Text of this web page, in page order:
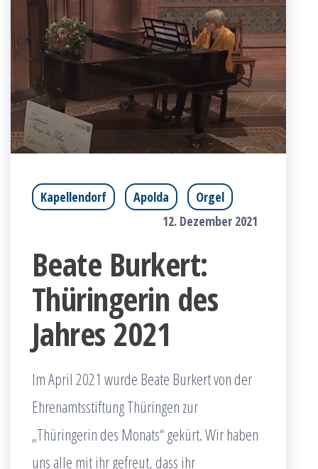
Kapellendorf Apolda
Orgel
12. Dezember 2021
Beate Burkert:
Thüringerin des
Jahres 2021
Im April 2021 wurde Beate Burkert von der
Ehrenamtsstiftung Thüringen zur
„Thüringerin des Monats“ gekürt. Wir haben
uns alle mit ihr gefreut, dass ihr